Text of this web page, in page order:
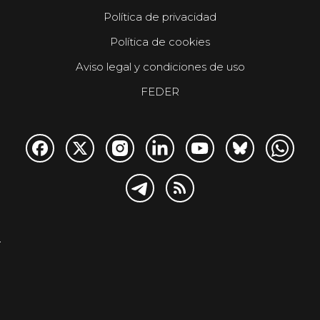
Política de privacidad
Política de cookies
Aviso legal y condiciones de uso
FEDER